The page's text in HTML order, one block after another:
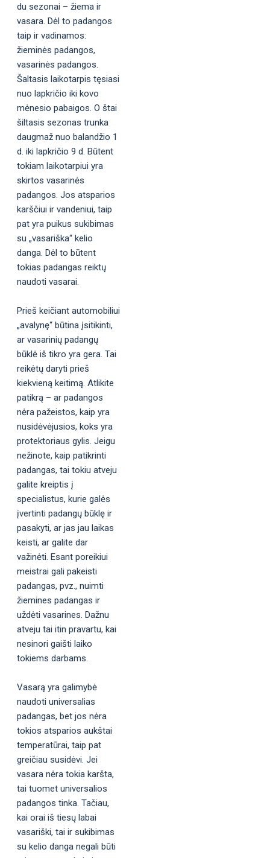
du sezonai – žiema ir
vasara. Dėl to padangos
taip ir vadinamos:
žieminės padangos,
vasarinės padangos.
Šaltasis laikotarpis tęsiasi
nuo lapkričio iki kovo
mėnesio pabaigos. O štai
šiltasis sezonas trunka
daugmaž nuo balandžio 1
d. iki lapkričio 9 d. Būtent
tokiam laikotarpiui yra
skirtos vasarinės
padangos. Jos atsparios
karščiui ir vandeniui, taip
pat yra puikus sukibimas
su „vasariška“ kelio
danga. Dėl to būtent
tokias padangas reiktų
naudoti vasarai.
Prieš keičiant automobiliui
„avalynę“ būtina įsitikinti,
ar vasarinių padangų
būklė iš tikro yra gera. Tai
reikėtų daryti prieš
kiekvieną keitimą. Atlikite
patikrą – ar padangos
nėra pažeistos, kaip yra
nusidėvėjusios, koks yra
protektoriaus gylis. Jeigu
nežinote, kaip patikrinti
padangas, tai tokiu atveju
galite kreiptis į
specialistus, kurie galės
įvertinti padangų būklę ir
pasakyti, ar jas jau laikas
keisti, ar galite dar
važinėti. Esant poreikiui
meistrai gali pakeisti
padangas, pvz., nuimti
žiemines padangas ir
uždėti vasarines. Dažnu
atveju tai itin pravartu, kai
nesinori gaišti laiko
tokiems darbams.
Vasarą yra galimybė
naudoti universalias
padangas, bet jos nėra
tokios atsparios aukštai
temperatūrai, taip pat
greičiau susidėvi. Jei
vasara nėra tokia karšta,
tai tuomet universalios
padangos tinka. Tačiau,
kai orai iš tiesų labai
vasariški, tai ir sukibimas
su kelio danga negali būti